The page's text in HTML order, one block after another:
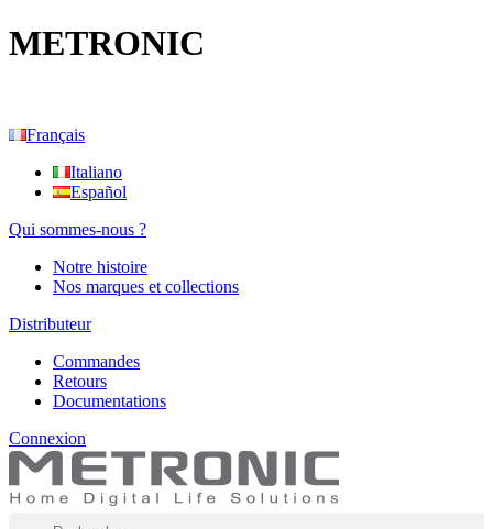
METRONIC
Français
Italiano
Español
Qui sommes-nous ?
Notre histoire
Nos marques et collections
Distributeur
Commandes
Retours
Documentations
Connexion